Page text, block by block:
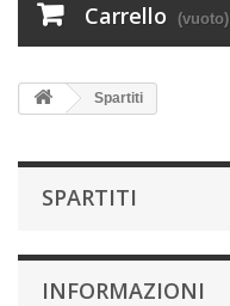
Carrello (vuoto)
Spartiti
SPARTITI
INFORMAZIONI